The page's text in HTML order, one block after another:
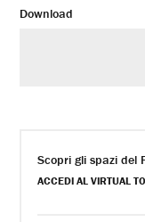
Download
Scopri gli spazi del
ACCEDI AL VIRTUAL